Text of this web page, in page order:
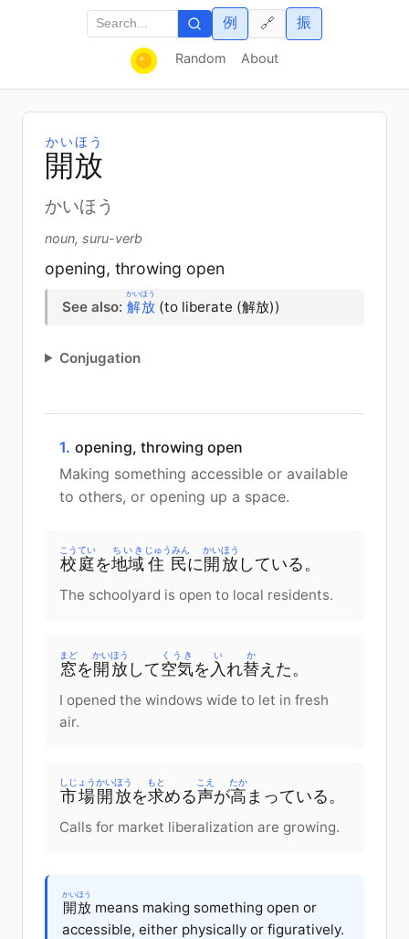
Random About
例 振
🔗
開放
かいほう
かいほう
noun, suru-verb
opening, throwing open
See also: 解放
かいほう
(to liberate (解放))
Conjugation
1. opening, throwing open
Making something accessible or available
to others, or opening up a space.
校庭
こうてい
を地域
ちいき
住民
じゅうみん
に 開放
かいほう
している。
The schoolyard is open to local residents.
窓
まど
を 開放
かいほう
して空気
くうき
を 入
い
れ替
か
えた 。
I opened the windows wide to let in fresh
air.
市場
しじょう
開放
かいほう
を求
もと
める声
こえ
が高
たか
まっている 。
Calls for market liberalization are growing.
開放
かいほう
means making something open or
accessible, either physically or figuratively.